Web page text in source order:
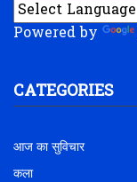
Powered by
CATEGORIES
आज का सुविचार
कला